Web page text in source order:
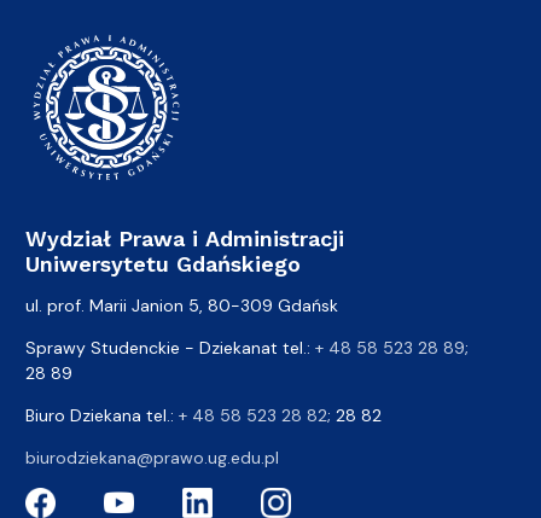
Wydział Prawa i Administracji
Uniwersytetu Gdańskiego
ul. prof. Marii Janion 5, 80-309 Gdańsk
Sprawy Studenckie - Dziekanat tel.: + 48 58 523 28 89;
28 89
Biuro Dziekana tel.: + 48 58 523 28 82; 28 82
biurodziekana@prawo.ug.edu.pl